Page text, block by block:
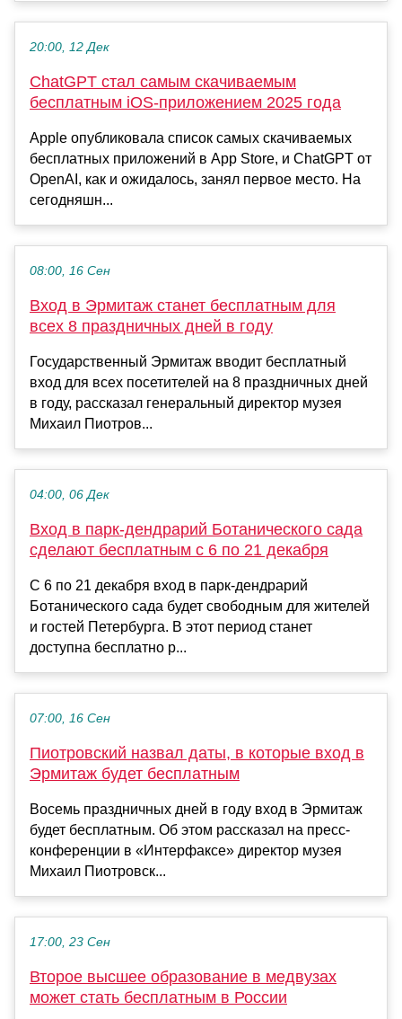
20:00, 12 Дек
ChatGPT стал самым скачиваемым
бесплатным iOS-приложением 2025 года
Apple опубликовала список самых скачиваемых
бесплатных приложений в App Store, и ChatGPT от
OpenAI, как и ожидалось, занял первое место. На
сегодняшн...
08:00, 16 Сен
Вход в Эрмитаж станет бесплатным для
всех 8 праздничных дней в году
Государственный Эрмитаж вводит бесплатный
вход для всех посетителей на 8 праздничных дней
в году, рассказал генеральный директор музея
Михаил Пиотров...
04:00, 06 Дек
Вход в парк-дендрарий Ботанического сада
сделают бесплатным с 6 по 21 декабря
С 6 по 21 декабря вход в парк-дендрарий
Ботанического сада будет свободным для жителей
и гостей Петербурга. В этот период станет
доступна бесплатно р...
07:00, 16 Сен
Пиотровский назвал даты, в которые вход в
Эрмитаж будет бесплатным
Восемь праздничных дней в году вход в Эрмитаж
будет бесплатным. Об этом рассказал на пресс-
конференции в «Интерфаксе» директор музея
Михаил Пиотровск...
17:00, 23 Сен
Второе высшее образование в медвузах
может стать бесплатным в России